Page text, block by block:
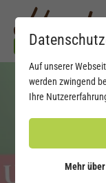
Auf unserer
werden zwingend
Ihre
Mehr